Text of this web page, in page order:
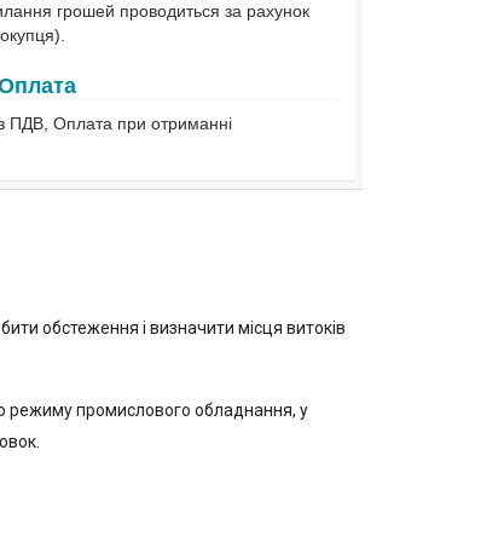
грошей проводиться за рахунок
з ПДВ, Оплата при отриманні
обстеження і визначити місця витоків
режиму промислового обладнання, у